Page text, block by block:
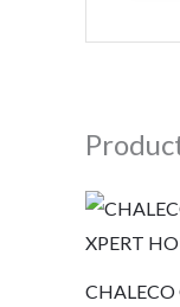
CHALECO